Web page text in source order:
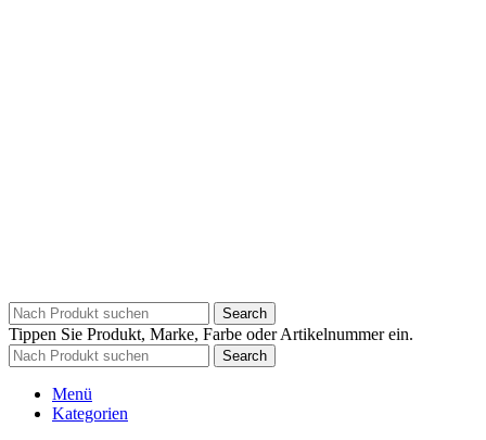
Search
Tippen Sie Produkt, Marke, Farbe oder Artikelnummer ein.
Search
Menü
Kategorien